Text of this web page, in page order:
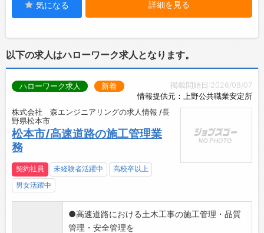
との触れ合いもあり、感謝の言葉をいただける
等やりがいを感じられます。安全・安心を支え
【ポイント】
・毎年最大10連休＋6連休あり
・未経験入社が90%以上！研修制度も充実
・大手ならではの手厚い手当と福利厚生
・社会情勢・景気の影響を受けにくい
【業務の変更範囲】
【おすすめポイント】
気になる 詳細を見る
以下の求人はハローワーク求人となります。
掲載開始日:2026/08/07
情報提供元：上野公共職業安定所
ハローワーク求人 新着
株式会社 森エンジニアリングの求人情報 /長
野県松本市
松本市/高速道路の施工管理業
務
契約社員 未経験者活躍中
高校卒以上
男女活躍中
●高速道路における土木工事の施工管理・品質
管理・安全管理を